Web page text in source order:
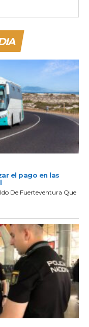
el pago en las
De Fuerteventura Que